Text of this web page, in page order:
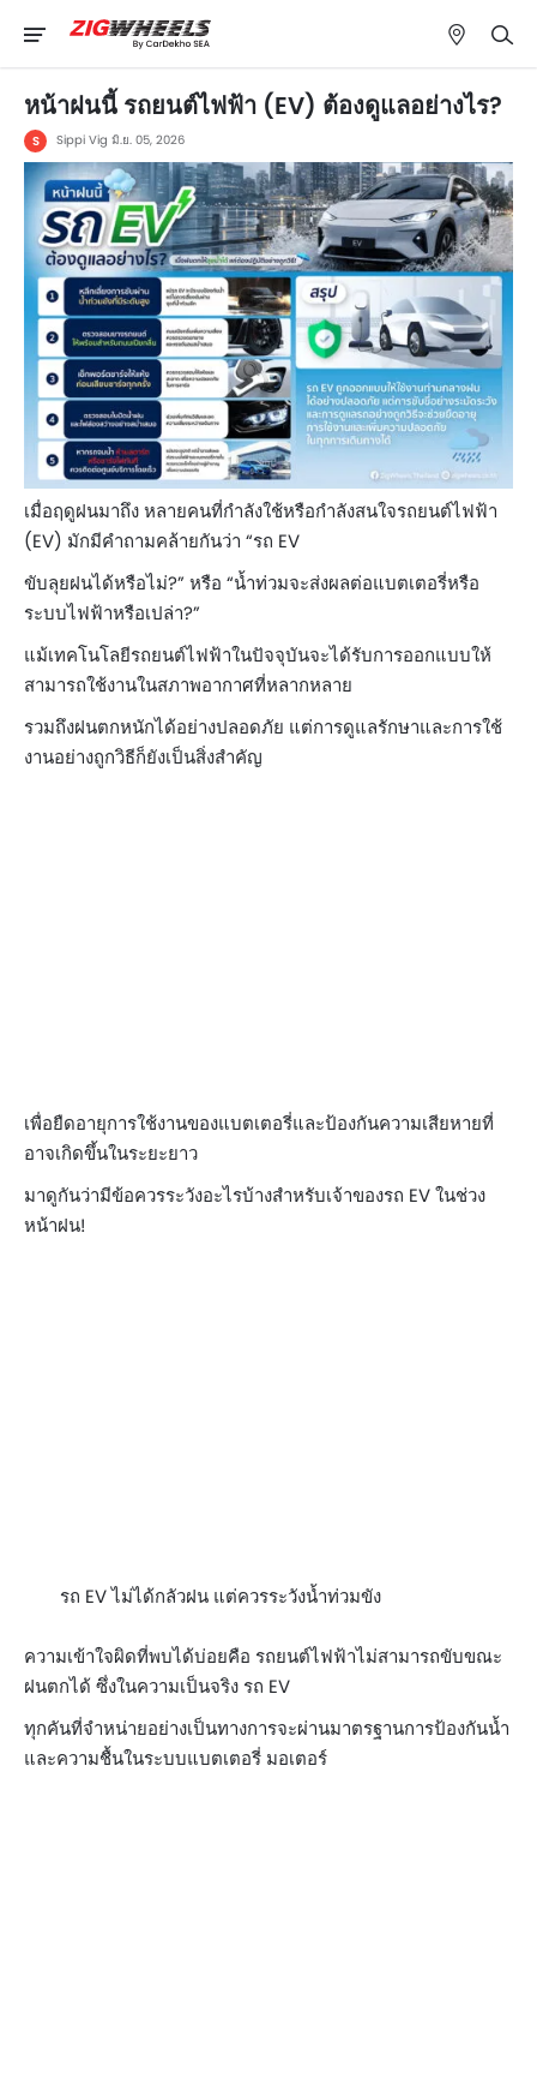
หน้าฝนนี้ รถยนต์ไฟฟ้า (EV) ต้องดูแลอย่างไร?​
S Sippi Vig มิ.ย. 05, 2026
เมื่อฤดูฝนมาถึง หลายคนที่กำลังใช้หรือกำลังสนใจรถยนต์ไฟฟ้า
(EV) มักมีคำถามคล้ายกันว่า “รถ EV
ขับลุยฝนได้หรือไม่?” หรือ “น้ำท่วมจะส่งผลต่อแบตเตอรี่หรือ
ระบบไฟฟ้าหรือเปล่า?”
แม้เทคโนโลยีรถยนต์ไฟฟ้าในปัจจุบันจะได้รับการออกแบบให้
สามารถใช้งานในสภาพอากาศที่หลากหลาย
รวมถึงฝนตกหนักได้อย่างปลอดภัย แต่การดูแลรักษาและการใช้
งานอย่างถูกวิธีก็ยังเป็นสิ่งสำคัญ
เพื่อยืดอายุการใช้งานของแบตเตอรี่และป้องกันความเสียหายที่
อาจเกิดขึ้นในระยะยาว​
มาดูกันว่ามีข้อควรระวังอะไรบ้างสำหรับเจ้าของรถ EV ในช่วง
หน้าฝน!​
รถ EV ไม่ได้กลัวฝน แต่ควรระวังน้ำท่วมขัง​
ความเข้าใจผิดที่พบได้บ่อยคือ รถยนต์ไฟฟ้าไม่สามารถขับขณะ
ฝนตกได้ ซึ่งในความเป็นจริง รถ EV
ทุกคันที่จำหน่ายอย่างเป็นทางการจะผ่านมาตรฐานการป้องกันน้ำ
และความชื้นในระบบแบตเตอรี่ มอเตอร์